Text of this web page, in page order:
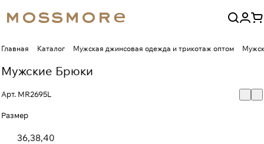
Главная Каталог Мужская джинсовая одежда и трикотаж оптом
Мужские Брюки
Арт. MR2695L
Размер
36,38,40